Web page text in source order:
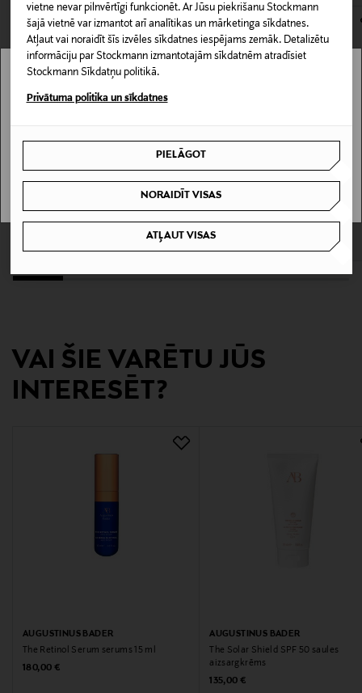
vietne nevar pilnvērtīgi funkcionēt. Ar Jūsu piekrišanu Stockmann
šajā vietnē var izmantot arī analītikas un mārketinga sīkdatnes.
Atļaut vai noraidīt šīs izvēles sīkdatnes iespējams zemāk. Detalizētu
informāciju par Stockmann izmantotajām sīkdatnēm atradīsiet
Stockmann Sīkdatņu politikā.
Privātuma politika un sīkdatnes
PIELĀGOT
NORAIDĪT VISAS
ATĻAUT VISAS
Korektors
Ražotājvalsts
Scandinavian Cosmetics, Hyllie Stationstorg 31, 215 32
Digitālā adrese
info@scandinaviancosmetics.se
Sensai, concealer, korektors
kas tiek atdoti atpakaļ, ir jābūt to sākotnējā neatvērtajā
iepakojumā.
PREČU ATGRIEŠANAS POLITIKA
CLARINS
MAYBELLINE
Fit Me Concealer tonālais krēms
VAI ŠIE VARĒTU JŪS
INTERESĒT?
AUGUSTINUS BADER
The Retinol Serum serums 15 ml
Original Price
180,00 €
AUGUSTINUS BADER
The Solar Shield SPF 50 saules
aizsargkrēms
Original Price
135,00 €
Stockmann nav pieejams tavā valstī.